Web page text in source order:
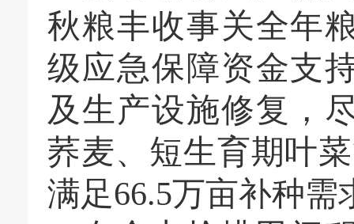
秋粮丰收事关全年
级应急保障资金支
及生产设施修复，
荞麦、短生育期叶
满足66.5万亩补种需